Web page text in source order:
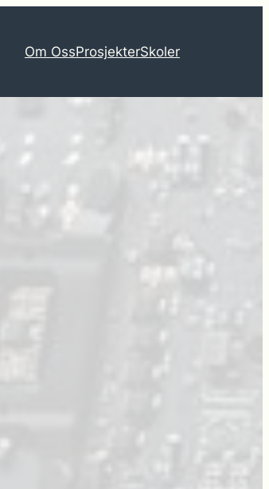
Om OssProsjekterSkoler